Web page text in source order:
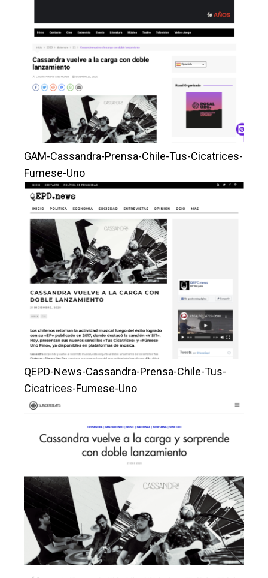
GAM-Cassandra-Prensa-Chile-Tus-Cicatrices-
Fumese-Uno
QEPD-News-Cassandra-Prensa-Chile-Tus-
Cicatrices-Fumese-Uno